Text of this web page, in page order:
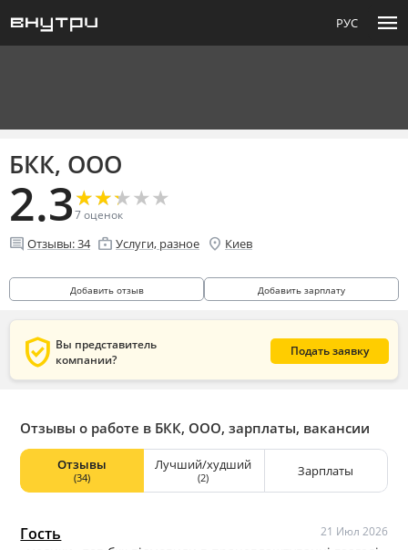
РУС menu
БКК, ООО
2.3★
★★
★★
★★
★★
★
7оценок
comment Отзывы:34 enterprise Услуги, разное location_on Киев
Добавить отзыв Добавить зарплату
verified_user Вы представитель
компании?
Подать заявку
Отзывы о работе в БКК, ООО, зарплаты, вакансии
Отзывы
(34)
Лучший/худший
(2) Зарплаты
Гость 21 Июл 2026